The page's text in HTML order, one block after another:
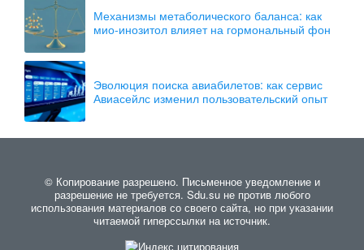
Механизмы метаболического баланса: как
мио-инозитол влияет на гормональный фон
Эволюция поиска авиабилетов: как сервис
Авиасейлс изменил пользовательский опыт
© Копирование разрешено. Письменное уведомление и
разрешение не требуется. Sdu.su не против любого
использования материалов со своего сайта, но при указании
читаемой гиперссылки на источник.